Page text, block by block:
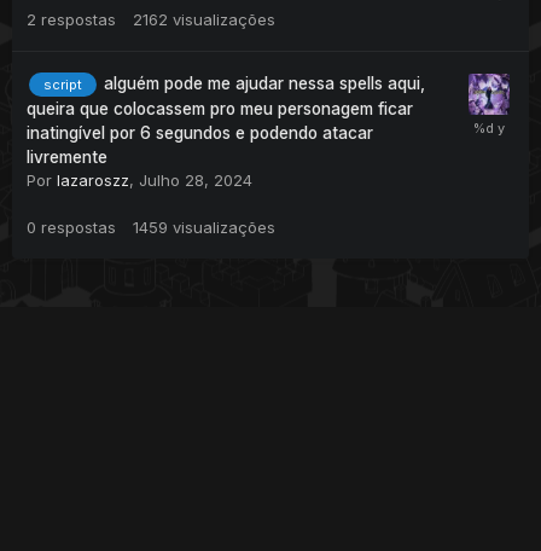
2 respostas 2162 visualizações
script
alguém pode me ajudar nessa spells aqui,
queira que colocassem pro meu personagem ficar
inatingível por 6 segundos e podendo atacar
livremente
Por lazaroszz, Julho 28, 2024
0 respostas 1459 visualizações